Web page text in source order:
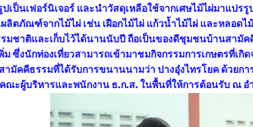
เป็นเฟอร์นิเจอร์ และนำวัสดุเหลือใช้จากเศษไม้ไผ่มาแป
ลิตภัณฑ์จากไม้ไผ่ เช่น เฝือกไม้ไผ่ แก้วน้ำไม้ไผ่ และหลอดไ
มชาติและเก็บไว้ได้นานนับปี ถือเป็นของดีชุมชนบ้านสามั
ม ซึ่งนักท่องเที่ยวสามารถเข้ามาชมกิจกรรมการเกษตรที่เกิ
ามัคคีธรรมที่ได้รับการขนานนามว่า ปางอุ๋งไทรโยค ด้วยก
คณะผู้บริหารและพนักงาน ธ.ก.ส. ในพื้นที่ให้การต้อนรับ ณ อ